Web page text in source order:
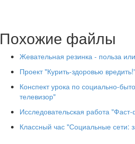
Похожие файлы
Жевательная резинка - польза
Проект "Курить-здоровью
Конспект урока по социально-
телевизор"
Исследовательская работа
Классный час "Социальные сети: